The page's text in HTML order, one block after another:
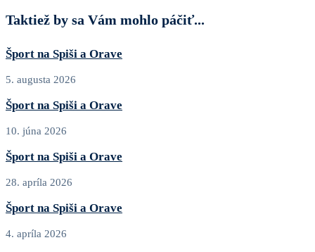
Taktiež by sa Vám mohlo páčiť...
Šport na Spiši a Orave
5. augusta 2026
Šport na Spiši a Orave
10. júna 2026
Šport na Spiši a Orave
28. apríla 2026
Šport na Spiši a Orave
4. apríla 2026